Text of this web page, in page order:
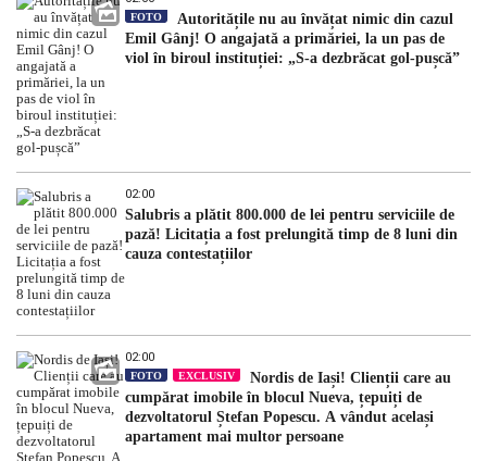
FOTO
Autoritățile nu au învățat nimic din cazul
Emil Gânj! O angajată a primăriei, la un pas de
viol în biroul instituției: „S-a dezbrăcat gol-pușcă”
02:00
Salubris a plătit 800.000 de lei pentru serviciile de
pază! Licitația a fost prelungită timp de 8 luni din
cauza contestațiilor
02:00
FOTO EXCLUSIV
Nordis de Iași! Clienții care au
cumpărat imobile în blocul Nueva, țepuiți de
dezvoltatorul Ștefan Popescu. A vândut același
apartament mai multor persoane